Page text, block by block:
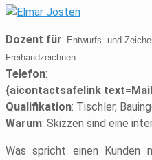
Dozent für: Entwurfs- und
Freihandzeichnen
Telefon:
{aicontactsafelink
Qualifikation: Tischler,
Warum: Skizzen sind eine
Was spricht einen Kunden